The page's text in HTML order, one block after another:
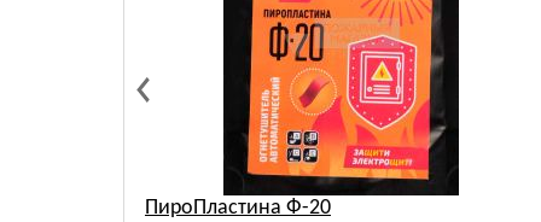
ПироПластина Ф-20